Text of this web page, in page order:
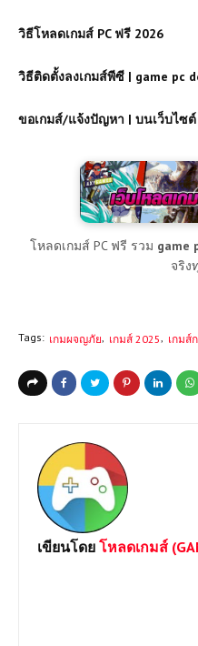
วิธีโหลดเกมส์ PC ฟรี 2026
วิธีติดตั้งลงเกมส์พีซี | game pc
ขอเกมส์/แจ้งปัญหา | บนเว็บไซต์
โหลดเกมส์ PC ฟรี รวม game
จริง
Tags: เกมผจญภัย เกมส์ 2025 เกมส์
เขียนโดย โหลดเกมส์